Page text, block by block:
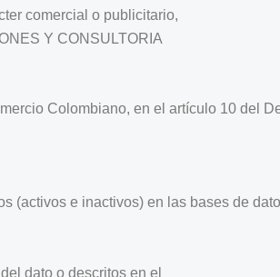
comercial o publicitario,
Y CONSULTORIA
Colombiano, en el artículo 10 del
(activos e inactivos) en las bases de
dato o descritos en el